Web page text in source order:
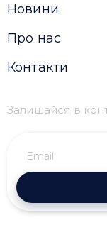
Новини
Про нас
Контакти
Залишайся в